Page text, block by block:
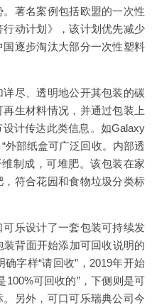
著名案例包括欧盟的一次性
动计划》，该计划优先减少
逐步淘汰大部分一次性塑料
尽、透明地公开其包装的碳
生材料情况，并通过包装上
计传达此类信息。如Galaxy
外部纸盒可广泛回收。内部透
制成，可堆肥。该包装在家
符合花园和食物垃圾分类标
乐设计了一套包装可持续发
背面开始添加可回收说明的
字样“请回收”，2019年开始
100%可回收的”，下侧则是可
另外，可口可乐瑞典公司今